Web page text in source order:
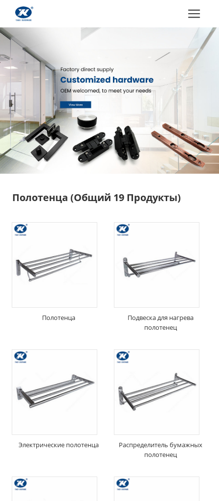
Полотенца (Общий 19 Продукты)
Полотенца
Подвеска для нагрева
полотенец
Электрические полотенца
Распределитель бумажных
полотенец